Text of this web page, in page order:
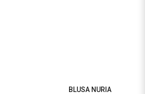
BLUSA NURIA